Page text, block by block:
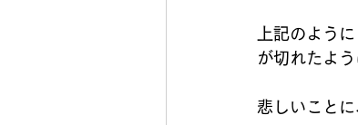
上記のよう
が切れたよ
悲しいこと